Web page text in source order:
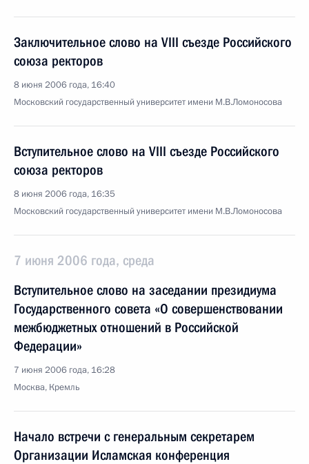
Заключительное слово на VIII съезде Российского
союза ректоров
8 июня 2006 года, 16:40
Московский государственный университет имени М.В.Ломоносова
Вступительное слово на VIII съезде Российского
союза ректоров
8 июня 2006 года, 16:35
Московский государственный университет имени М.В.Ломоносова
7 июня 2006 года, среда
Вступительное слово на заседании президиума
Государственного совета «О совершенствовании
межбюджетных отношений в Российской
Федерации»
7 июня 2006 года, 16:28
Москва, Кремль
Начало встречи с генеральным секретарем
Организации Исламская конференция